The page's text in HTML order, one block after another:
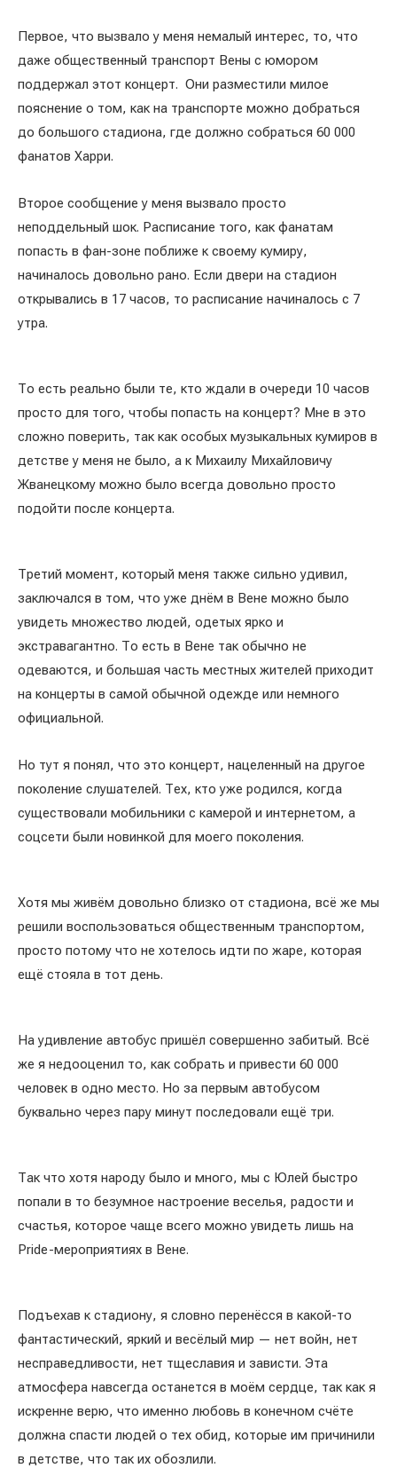
Первое, что вызвало у меня немалый интерес, то, что
даже общественный транспорт Вены с юмором
поддержал этот концерт. Они разместили милое
пояснение о том, как на транспорте можно добраться
до большого стадиона, где должно собраться 60 000
фанатов Харри.
Второе сообщение у меня вызвало просто
неподдельный шок. Расписание того, как фанатам
попасть в фан-зоне поближе к своему кумиру,
начиналось довольно рано. Если двери на стадион
открывались в 17 часов, то расписание начиналось с 7
утра.
То есть реально были те, кто ждали в очереди 10 часов
просто для того, чтобы попасть на концерт? Мне в это
сложно поверить, так как особых музыкальных кумиров в
детстве у меня не было, а к Михаилу Михайловичу
Жванецкому можно было всегда довольно просто
подойти после концерта.
Третий момент, который меня также сильно удивил,
заключался в том, что уже днём в Вене можно было
увидеть множество людей, одетых ярко и
экстравагантно. То есть в Вене так обычно не
одеваются, и большая часть местных жителей приходит
на концерты в самой обычной одежде или немного
официальной.
Но тут я понял, что это концерт, нацеленный на другое
поколение слушателей. Тех, кто уже родился, когда
существовали мобильники с камерой и интернетом, а
соцсети были новинкой для моего поколения.
Хотя мы живём довольно близко от стадиона, всё же мы
решили воспользоваться общественным транспортом,
просто потому что не хотелось идти по жаре, которая
ещё стояла в тот день.
На удивление автобус пришёл совершенно забитый. Всё
же я недооценил то, как собрать и привести 60 000
человек в одно место. Но за первым автобусом
буквально через пару минут последовали ещё три.
Так что хотя народу было и много, мы с Юлей быстро
попали в то безумное настроение веселья, радости и
счастья, которое чаще всего можно увидеть лишь на
Pride-мероприятиях в Вене.
Подъехав к стадиону, я словно перенёсся в какой-то
фантастический, яркий и весёлый мир — нет войн, нет
несправедливости, нет тщеславия и зависти. Эта
атмосфера навсегда останется в моём сердце, так как я
искренне верю, что именно любовь в конечном счёте
должна спасти людей о тех обид, которые им причинили
в детстве, что так их обозлили.